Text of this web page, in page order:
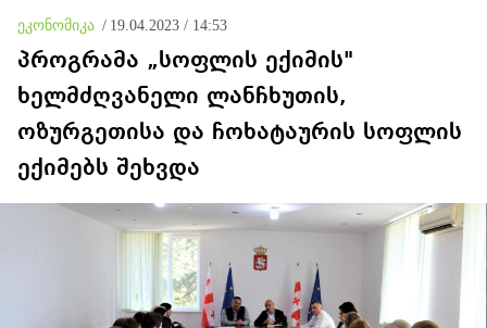
ეკონომიკა / 19.04.2023 / 14:53
პროგრამა „სოფლის ექიმის"
ხელმძღვანელი ლანჩხუთის,
ოზურგეთისა და ჩოხატაურის სოფლის
ექიმებს შეხვდა